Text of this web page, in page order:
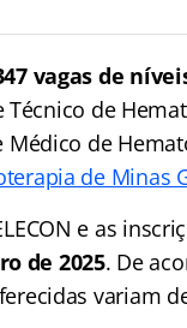
vagas de
de
de
de Minas
e as
de 2025. De
variam